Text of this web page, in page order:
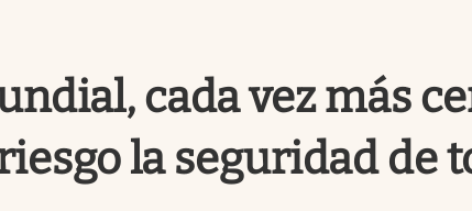
cada vez más
la seguridad de